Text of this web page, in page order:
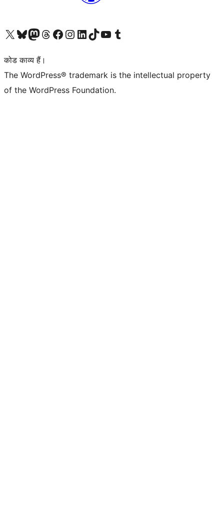
Visit our X (formerly Twitter) account
हमारे बलुस्की खाते पर जाएँVisit our Mastodon account
हमारे थ्रेड्स अकाउंट पर जाएंहमारे फेसबुक पेज पर जाएँहमारे इंस्टाग्राम अकाउंट पर जाएंहमारे लिंक्डइन खाते पर जाएँहमारे टिकटॉक खाते पर जाएँहमारे यूट्यूब चैनल पर जाएंहमारे Tumblr खाते पर जाएँ
कोड काव्य हैं।
The WordPress® trademark is the intellectual property
of the WordPress Foundation.